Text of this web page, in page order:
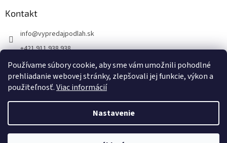
Používame súbory cookie, aby sme vám umožnili pohodlné
prehliadanie webovej stránky, zlepšovali jej funkcie, výkon a
použiteľnosť.Viac informácií
Nastavenie
Kontakt
info@vypredajpodlah.sk
+421 911 938 938
@vypredajpodlah
vypredajpodlah
Vytvoril Shoptet